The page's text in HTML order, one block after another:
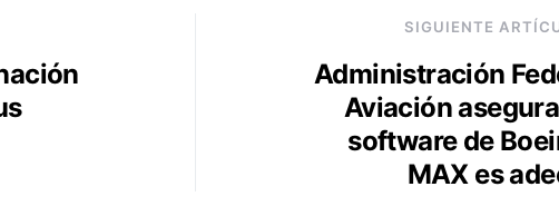
SIGUIENTE
Administración
Aviación
software de
MAX es